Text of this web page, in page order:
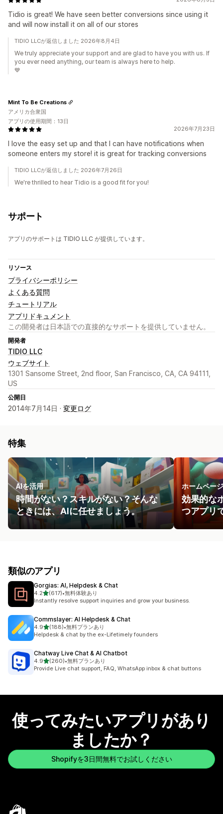
Tidio is great! We have seen better conversions since using it
and will now install it on all of our stores
TIDIO LLCが返信しました 2026年8月4日
We truly appreciate your support and are glad to have you with us. If
you ever need anything, our team is always here to help.
💙
2026年7月23日
I love the easy set up and that I can have notifications when
someone enters my store! it is great for tracking conversions
Mint To Be Creations
アメリカ合衆国
アプリの使用期間：13日
TIDIO LLCが返信しました 2026年7月26日
We're thrilled to hear Tidio is a good fit for you!
サポート
アプリのサポートは TIDIO LLC が提供しています。
リソース
プライバシーポリシー
よくある質問
チュートリアル
アプリドキュメント
この開発者は日本語での直接的なサポートを提供していません。
開発者
TIDIO LLC
ウェブサイト
1301 Sansome Street, 2nd floor, San Francisco, CA, CA 94111,
US
公開日
2014年7月14日 · 変更ログ
特集
AIを活用
時間がない？スキルがない？そんな
ときには、AIに任せましょう。
ホームペー
効果的な
つアプリ
類似のアプリ
Gorgias: AI, Helpdesk & Chat
4.25つ星中
(617)
合計レビュー数：617件
•無料体験あり
Instantly resolve support inquiries and grow your business.
Commslayer: AI Helpdesk & Chat
4.95つ星中
(188)
合計レビュー数：188件
•無料プランあり
Helpdesk & chat by the ex-Lifetimely founders
Chatway Live Chat & AI Chatbot
4.95つ星中
(260)
合計レビュー数：260件
•無料プランあり
Provide Live chat support, FAQ, WhatsApp inbox & chat buttons
使ってみたいアプリがあり
ましたか？
Shopifyを3日間無料でお試しください